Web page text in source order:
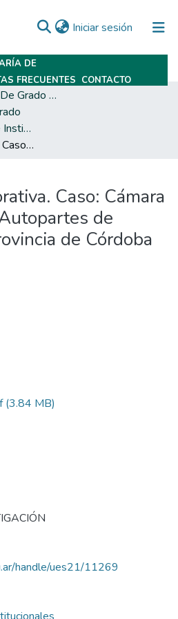
Iniciar sesión (current)
DE
FRECUENTES CONTACTO
Trabajos Finales De Grado Y Posgrado
Relaciones Públicas e Institucionales
Identidad corporativa. Caso: Cámara Empresaria de Autopartes de Cargas de la Provincia de Córdoba
Caso: Cámara
de
de Córdoba
(3.84 MB)
handle/ues21/11269